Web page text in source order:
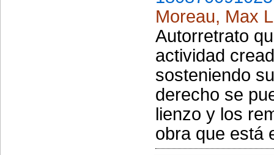
Moreau, Max
Autorretrato
actividad
sosteniendo
derecho se
lienzo y los
obra que está